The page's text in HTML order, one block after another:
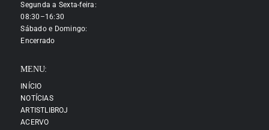
Segunda a Sexta-feira:
08:30–16:30
Sábado e Domingo:
Encerrado
MENU:
INÍCIO
NOTÍCIAS
ARTISTLIBROJ
ACERVO